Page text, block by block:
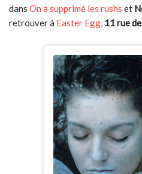
dans On a supprimé les rushs et
retrouver à Easter Egg, 11 rue